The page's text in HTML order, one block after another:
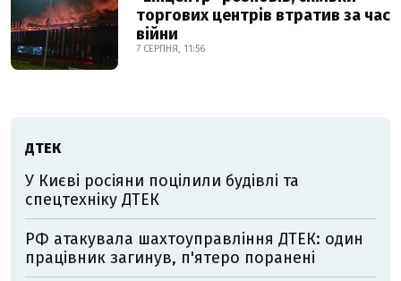
торгових центрів втратив за час
війни
7 СЕРПНЯ, 11:56
ДТЕК
У Києві росіяни поцілили будівлі та
спецтехніку ДТЕК
РФ атакувала шахтоуправління ДТЕК: один
працівник загинув, п'ятеро поранені